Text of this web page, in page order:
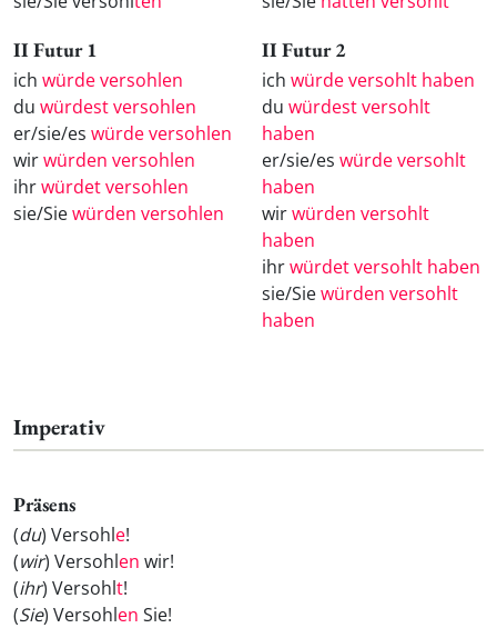
II Futur 1
ich würde versohlen
du würdest versohlen
er/sie/es würde versohlen
wirwürden versohlen
ihrwürdet versohlen
sie/Siewürden versohlen
II Futur 2
ich würde versohlt haben
du würdest versohlt
haben
er/sie/es würde versohlt
haben
wirwürden versohlt
haben
ihrwürdet versohlt haben
sie/Siewürden versohlt
haben
Imperativ
Präsens
(du) Versohle!
(wir) Versohlen wir!
(ihr) Versohlt!
(Sie) Versohlen Sie!